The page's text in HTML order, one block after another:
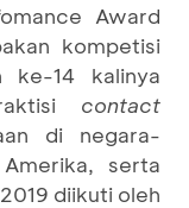
Award
kompetisi
ke-14 kalinya
contact
di negara-
serta
diikuti oleh